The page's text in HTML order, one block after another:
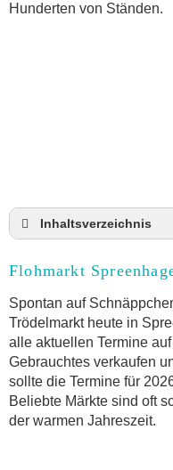
Hunderten von Ständen.
Inhaltsverzeichnis
2026
Online-Flohmarkt
Welche
Aktuelle
Umgebung
Kleinanzeigen
Trödelmarkt
Flohmarkt
Spontan auf
Trödelmarkt heute in
alle aktuellen Termine
Gebrauchtes verkaufen
sollte die Termine für
Beliebte Märkte sind oft
der warmen Jahreszeit.